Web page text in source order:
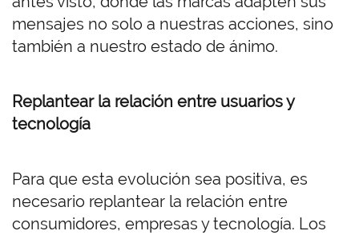
mensajes no solo a nuestras acciones, sino
también a nuestro estado de ánimo.
Replantear la relación entre usuarios y
tecnología
Para que esta evolución sea positiva, es
necesario replantear la relación entre
consumidores, empresas y tecnología. Los